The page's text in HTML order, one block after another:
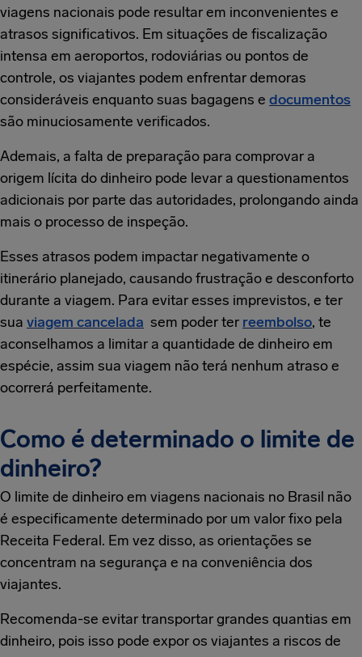
viagens nacionais pode resultar em inconvenientes e
atrasos significativos. Em situações de fiscalização
intensa em aeroportos, rodoviárias ou pontos de
controle, os viajantes podem enfrentar demoras
consideráveis enquanto suas bagagens e documentos
são minuciosamente verificados.
Ademais, a falta de preparação para comprovar a
origem lícita do dinheiro pode levar a questionamentos
adicionais por parte das autoridades, prolongando ainda
mais o processo de inspeção.
Esses atrasos podem impactar negativamente o
itinerário planejado, causando frustração e desconforto
durante a viagem. Para evitar esses imprevistos, e ter
sua viagem cancelada sem poder ter reembolso, te
aconselhamos a limitar a quantidade de dinheiro em
espécie, assim sua viagem não terá nenhum atraso e
ocorrerá perfeitamente.
Como é determinado o limite de
dinheiro?
O limite de dinheiro em viagens nacionais no Brasil não
é especificamente determinado por um valor fixo pela
Receita Federal. Em vez disso, as orientações se
concentram na segurança e na conveniência dos
viajantes.
Recomenda-se evitar transportar grandes quantias em
dinheiro, pois isso pode expor os viajantes a riscos de